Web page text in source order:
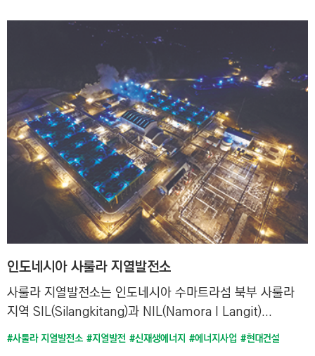
인도네시아 사룰라 지열발전소
사룰라 지열발전소는 인도네시아 수마트라섬 북부 사룰라
지역 SIL(Silangkitang)과 NIL(Namora I Langit)...
#사룰라 지열발전소 #지열발전 #신재생에너지 #에너지사업 #현대건설